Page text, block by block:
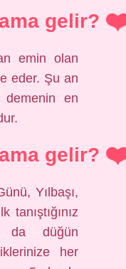
gelir?
emin olan
eder. Şu an
demenin en
gelir?
Yılbaşı,
düğün
her